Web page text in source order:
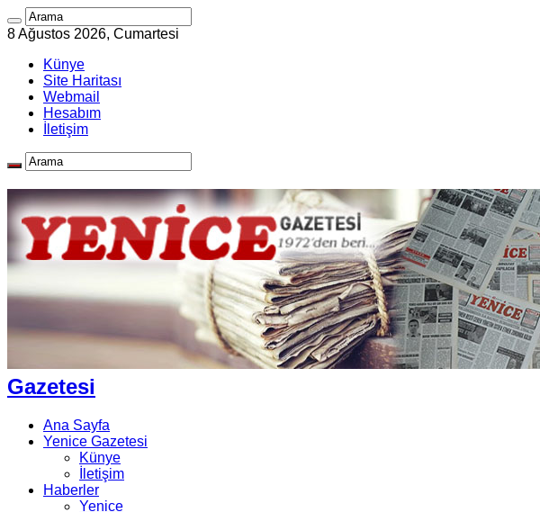
8 Ağustos 2026, Cumartesi
Künye
Site Haritası
Webmail
Hesabım
İletişim
Gazetesi
Ana Sayfa
Yenice Gazetesi
Künye
İletişim
Haberler
Yenice